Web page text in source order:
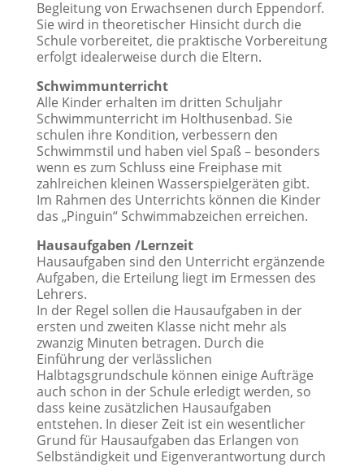
Begleitung von Erwachsenen durch Eppendorf.
Sie wird in theoretischer Hinsicht durch die
Schule vorbereitet, die praktische Vorbereitung
erfolgt idealerweise durch die Eltern.
Schwimmunterricht
Alle Kinder erhalten im dritten Schuljahr
Schwimmunterricht im Holthusenbad. Sie
schulen ihre Kondition, verbessern den
Schwimmstil und haben viel Spaß – besonders
wenn es zum Schluss eine Freiphase mit
zahlreichen kleinen Wasserspielgeräten gibt.
Im Rahmen des Unterrichts können die Kinder
das „Pinguin“ Schwimmabzeichen erreichen.
Hausaufgaben /Lernzeit
Hausaufgaben sind den Unterricht ergänzende
Aufgaben, die Erteilung liegt im Ermessen des
Lehrers.
In der Regel sollen die Hausaufgaben in der
ersten und zweiten Klasse nicht mehr als
zwanzig Minuten betragen. Durch die
Einführung der verlässlichen
Halbtagsgrundschule können einige Aufträge
auch schon in der Schule erledigt werden, so
dass keine zusätzlichen Hausaufgaben
entstehen. In dieser Zeit ist ein wesentlicher
Grund für Hausaufgaben das Erlangen von
Selbständigkeit und Eigenverantwortung durch